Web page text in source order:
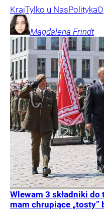
KrajTylko u NasPolityka
Magdalena Frindt
Wlewam 3 składniki
mam chrupiące „tosty”